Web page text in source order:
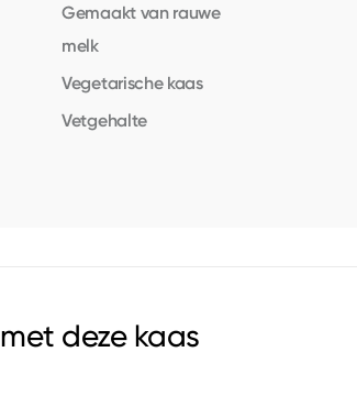
Gemaakt van rauwe
melk
Vegetarische kaas
Vetgehalte
deze kaas